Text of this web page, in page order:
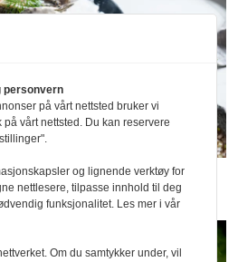
i Meny
personvern
på vårt nettsted bruker vi
vårt nettsted. Du kan reservere
og lignende verktøy for
nettlesere, tilpasse innhold til deg
funksjonalitet. Les mer i vår
Om du samtykker under, vil